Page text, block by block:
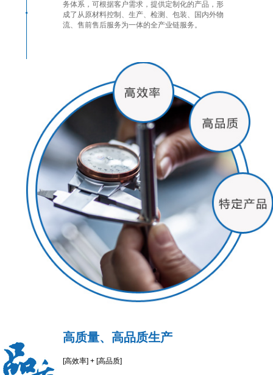
务体系，可根据客户需求，提供定制化的产品，形
成了从原材料控制、生产、检测、包装、国内外物
流、售前售后服务为一体的全产业链服务。
高质量、高品质生产
[高效率] + [高品质]